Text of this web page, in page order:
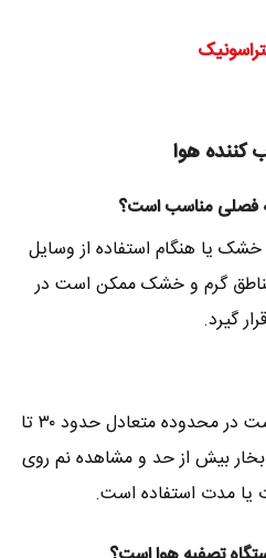
کننده هوا
فصلی مناسب است؟
یا هنگام استفاده از وسایل
گرم و خشک ممکن است در
گیرد.
رطوبت نسبی خانه معمولاً بهتر است در محدوده متعادل حدود ۳۰ تا
بخار بیش از حد و مشاهده نم روی
یا مدت استفاده است.